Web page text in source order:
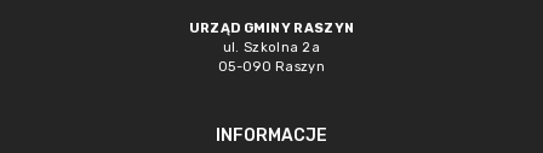
URZĄD GMINY RASZYN
ul. Szkolna 2a
05-090 Raszyn
INFORMACJE